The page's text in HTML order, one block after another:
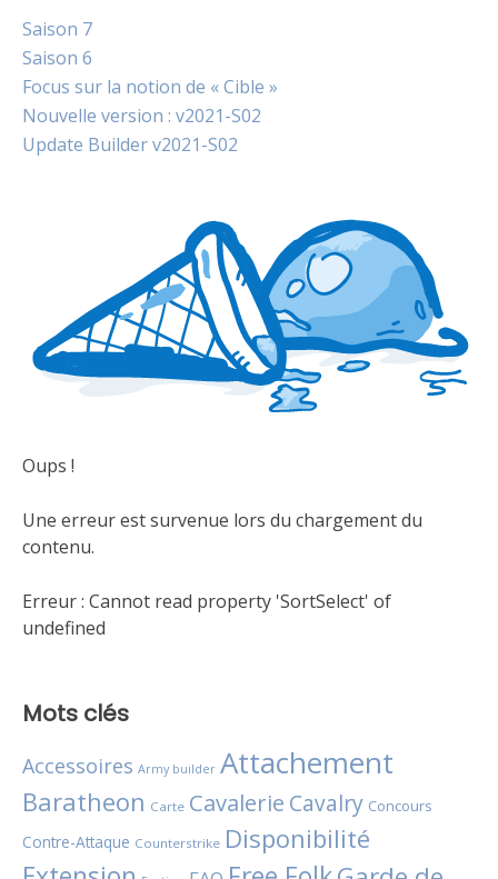
Saison 7
Saison 6
Focus sur la notion de « Cible »
Nouvelle version : v2021-S02
Update Builder v2021-S02
Oups !
Une erreur est survenue lors du chargement du
contenu.
Erreur : Cannot read property 'SortSelect' of
undefined
Mots clés
Accessoires Army builder Attachement
Baratheon Carte Cavalerie Cavalry Concours
Contre-Attaque Counterstrike Disponibilité